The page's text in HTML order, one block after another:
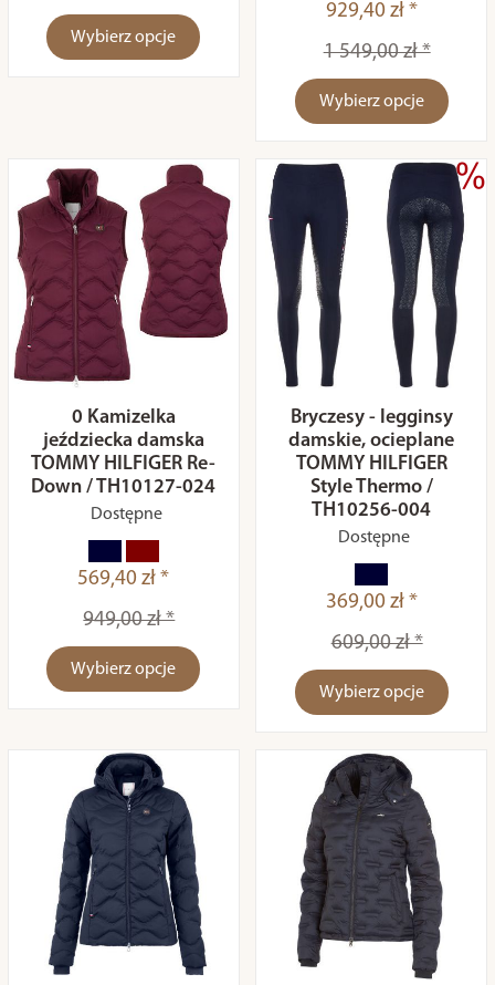
Wybierz opcje
929,40 zł *
1 549,00 zł *
Wybierz opcje
0 Kamizelka
jeździecka damska
TOMMY HILFIGER Re-
Down / TH10127-024
Dostępne
569,40 zł *
949,00 zł *
Wybierz opcje
Bryczesy - legginsy
damskie, ocieplane
TOMMY HILFIGER
Style Thermo /
TH10256-004
Dostępne
369,00 zł *
609,00 zł *
Wybierz opcje